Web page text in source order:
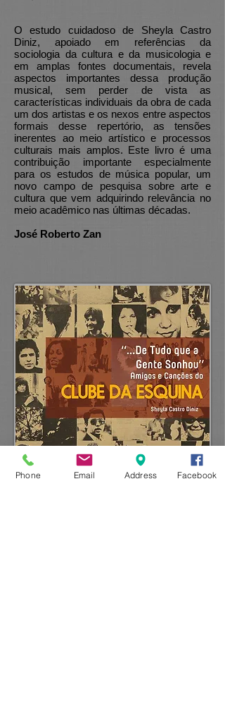
O estudo cuidadoso de Sheyla Castro
Diniz, apoiado em referências da
sociologia da cultura e da musicologia e
em amplas fontes documentais, revela
aspectos importantes dessa produção
musical, sem perder de vista as
características individuais da obra de cada
um dos artistas e os nexos entre aspectos
formais desse repertório, as tensões
inerentes ao meio artístico e processos
culturais mais amplos. Este livro é uma
contribuição importante especialmente
para os estudos de música popular, um
novo campo de pesquisa sobre arte e
cultura que vem adquirindo relevância no
meio acadêmico nas últimas décadas.
José Roberto Zan
Phone Email Address Facebook